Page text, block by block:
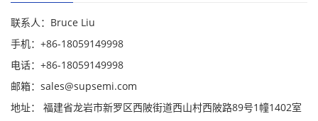
联系人：Bruce Liu
手机：+86-18059149998
电话：+86-18059149998
邮箱：sales@supsemi.com
地址： 福建省龙岩市新罗区西陂街道西山村西陂路89号1幢1402室